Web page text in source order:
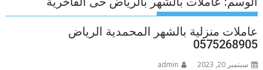
عاملات منزلية بالشهر المحمدية الرياض
0575268905
سبتمبر 20, 2023 admin